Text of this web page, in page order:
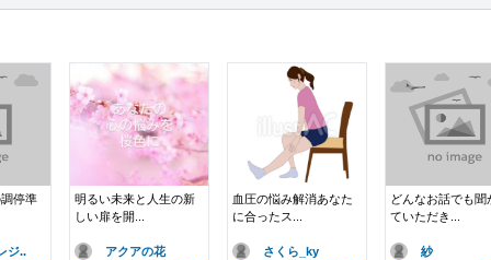
停準
ジ..
明るい未来と人生の新
しい扉を開...
アクアの花
血圧の悩み解消あなた
に合ったス...
さくら_ky
どんなお話でも聞
ていただき...
紗